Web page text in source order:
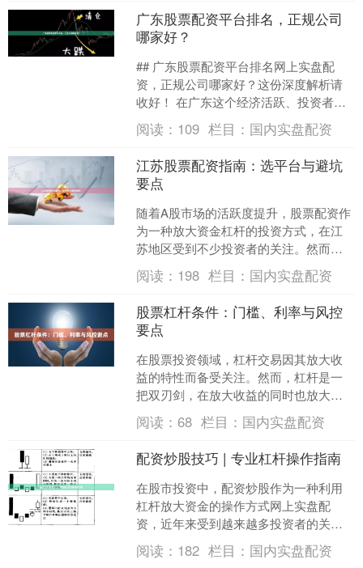
广东股票配资平台排名，正规公司
哪家好？
## 广东股票配资平台排名网上实盘配
资，正规公司哪家好？这份深度解析请
收好！ 在广东这个经济活跃、投资者云
集的金融热土，股票配资作为一种放大
交易工具，吸引了众多....
阅读： 109 栏目： 国内实盘配资
江苏股票配资指南：选平台与避坑
要点
随着A股市场的活跃度提升，股票配资作
为一种放大资金杠杆的投资方式，在江
苏地区受到不少投资者的关注。然而，
配资行业鱼龙混杂，如何选择正规平
台、规避潜在风险，成为投....
阅读： 198 栏目： 国内实盘配资
股票杠杆条件：门槛、利率与风控
要点
在股票投资领域，杠杆交易因其放大收
益的特性而备受关注。然而，杠杆是一
把双刃剑，在放大收益的同时也放大了
风险。本文将详细解析股票杠杆的核心
条件，帮助投资者全面了解....
阅读：68 栏目： 国内实盘配资
配资炒股技巧 | 专业杠杆操作指南
在股市投资中，配资炒股作为一种利用
杠杆放大资金的操作方式网上实盘配
资，近年来受到越来越多投资者的关
注。配资炒股能够帮助投资者在行情向
好时获得更高收益，但同时也伴....
阅读： 182 栏目： 国内实盘配资